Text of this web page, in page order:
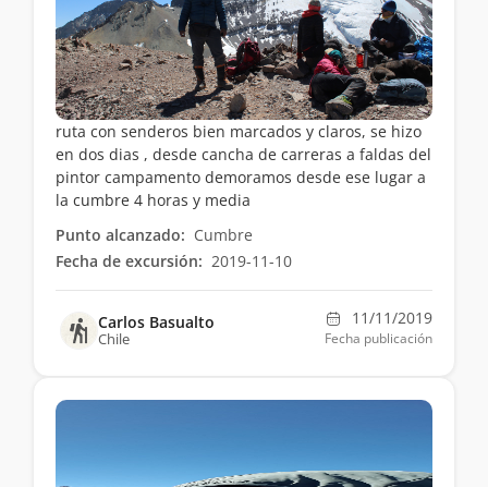
ruta con senderos bien marcados y claros, se hizo
en dos dias , desde cancha de carreras a faldas del
pintor campamento demoramos desde ese lugar a
la cumbre 4 horas y media
Punto alcanzado: Cumbre
Fecha de excursión: 2019-11-10
Carlos Basualto
Chile
11/11/2019
Fecha publicación